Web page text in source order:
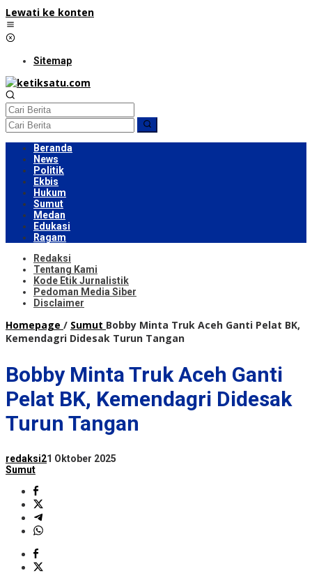
Lewati ke konten
Sitemap
Beranda
News
Politik
Ekbis
Hukum
Sumut
Medan
Edukasi
Ragam
Redaksi
Tentang Kami
Kode Etik Jurnalistik
Pedoman Media Siber
Disclaimer
Homepage / Sumut Bobby Minta Truk Aceh Ganti Pelat BK,
Kemendagri Didesak Turun Tangan
Bobby Minta Truk Aceh Ganti
Pelat BK, Kemendagri Didesak
Turun Tangan
redaksi21 Oktober 2025
Sumut